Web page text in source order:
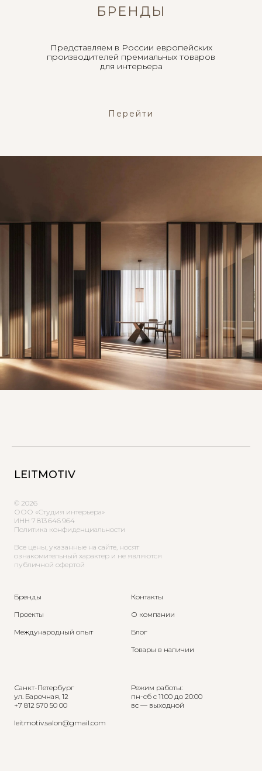
Перейти
Представляем в России европейских
производителей премиальных товаров
для интерьера
БРЕНДЫ
LEITMOTIV
© 2026
ООО «Студия интерьера»
ИНН 7 813 646 964
Политика конфиденциальности
Все цены, указанные на сайте, носят
ознакомительный характер и не являются
публичной офертой
Бренды
Проекты
Международный опыт
Контакты
О компании
Блог
Товары в наличии
Санкт-Петербург
ул. Барочная, 12
+7 812 570 50 00
leitmotiv.salon@gmail.com
Режим работы:
пн-сб с 11:00 до 20:00
вс — выходной